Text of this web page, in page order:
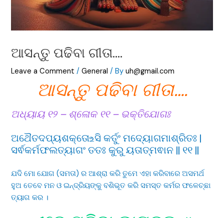
ଆସନ୍ତୁ ପଢିବା ଗୀତା….
Leave a Comment /General / Byuh@gmail.com
ଆସନ୍ତୁ ପଢିବା ଗୀତା….
ଅଧ୍ୟାୟ ୧୨ – ଶ୍ଳୋକ ୧୧ – ଭକ୍ତିଯୋଗଃ
ଅଥୈତଦପ୍ୟଶକ୍ତୋ ‌உସି କର୍ତୁଂ ମଦ୍ୟୋଗମାଶ୍ରିତଃ |
ସର୍ଵକର୍ମଫଲତ୍ୟାଗଂ ତତଃ କୁରୁ ୟତାତ୍ମଵାନ || ୧୧ ||
ଯଦି ମୋ ଯୋଗ (ସମତା) ର ଆଶ୍ରା କରି ତୁମେ ଏହା କରିବାରେ ଅସମର୍ଥ
ହୁଅ ତେବେ ମନ ଓ ଇନ୍ଦ୍ରିୟଙ୍କୁ ବଶିଭୂତ କରି ସମସ୍ତ କର୍ମର ଫଳେଚ୍ଛା
ତ୍ୟାଗ କର ।